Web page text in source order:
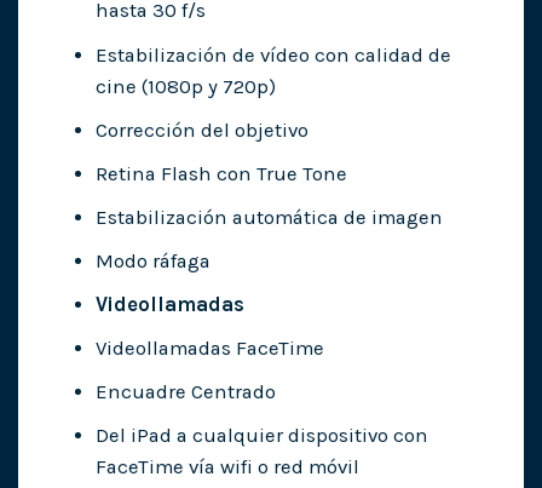
hasta 30 f/s
Estabilización de vídeo con calidad de
cine (1080p y 720p)
Corrección del objetivo
Retina Flash con True Tone
Estabilización automática de imagen
Modo ráfaga
Videollamadas
Videollamadas FaceTime
Encuadre Centrado
Del iPad a cualquier dispositivo con
FaceTime vía wifi o red móvil